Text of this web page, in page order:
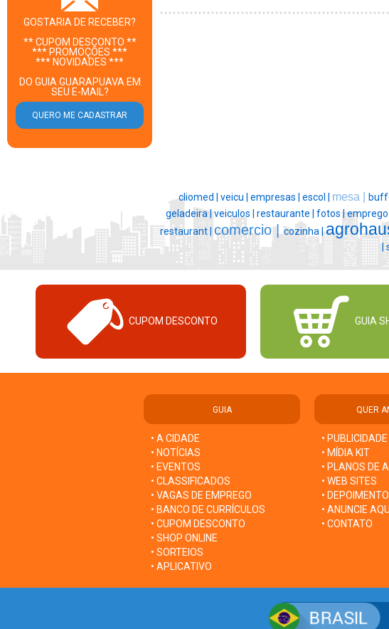
GOSTARIA DE RECEBER?
** CUPOM DESCONTO **
*** PROMOÇÕES ***
*** NOVIDADES ***
DO GUIA GUARAPUAVA EM
SEU E-MAIL?
cliomed | veicu | empresas | escol | mesa |
geladeira |veiculos | restaurante | fotos |emprego |
restaurant | comercio | cozinha |
CUPOM DESCONTO GUIA
GUIA
• A CIDADE
• NOTÍCIAS
• EVENTOS
• CLASSIFICADOS
• VAGAS DE EMPREGO
• BANCO DE CURRÍCULOS
• CUPOM DESCONTO
• SHOP ONLINE
• SORTEIOS
• APLICATIVO
QUER
• PUBLICIDADE
• MÍDIA KIT
• PLANOS DE
• WEB SITES
•
• ANUNCIE
• CONTATO